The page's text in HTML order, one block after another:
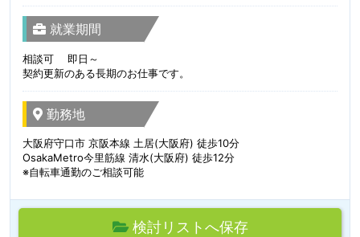
就業期間
相談可 即日～
契約更新のある長期のお仕事です。
勤務地
大阪府守口市 京阪本線 土居(大阪府) 徒歩10分
OsakaMetro今里筋線 清水(大阪府) 徒歩12分
※自転車通勤のご相談可能
検討リストへ保存